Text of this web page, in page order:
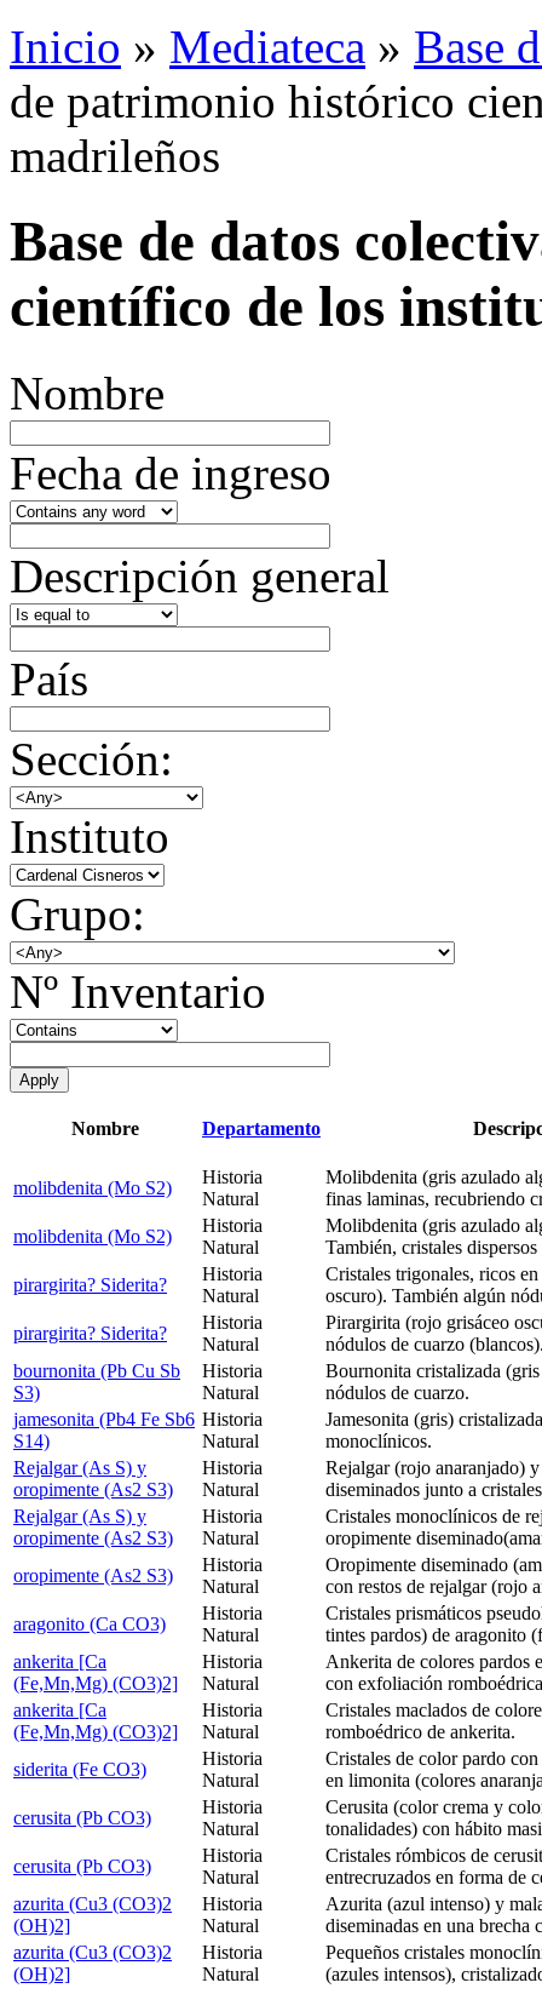
Inicio » Mediateca » Base
de patrimonio histórico
madrileños
Base de datos
científico de los
Nombre
Fecha de ingreso
Descripción general
País
Sección:
Instituto
Grupo:
Nº Inventario
Nombre Departamento
molibdenita (Mo S2)
Historia
Natural
Molibdenita (gris azulado
finas laminas, recubriendo
molibdenita (Mo S2)
Historia
Natural
Molibdenita (gris azulado
También, cristales
pirargirita? Siderita?
Historia
Natural
Cristales trigonales, ricos
oscuro). También algún
pirargirita? Siderita?
Historia
Natural
Pirargirita (rojo grisáceo
nódulos de cuarzo
bournonita (Pb Cu Sb
S3)
Historia
Natural
Bournonita cristalizada
nódulos de cuarzo.
jamesonita (Pb4 Fe Sb6
S14)
Historia
Natural
Jamesonita (gris)
monoclínicos.
Rejalgar (As S) y
oropimente (As2 S3)
Historia
Natural
Rejalgar (rojo anaranjado)
diseminados junto a
Rejalgar (As S) y
oropimente (As2 S3)
Historia
Natural
Cristales monoclínicos de
oropimente
oropimente (As2 S3)
Historia
Natural
Oropimente diseminado
con restos de rejalgar (rojo
aragonito (Ca CO3)
Historia
Natural
Cristales prismáticos
tintes pardos) de aragonito
ankerita [Ca
(Fe,Mn,Mg) (CO3)2]
Historia
Natural
Ankerita de colores pardos
con exfoliación
ankerita [Ca
(Fe,Mn,Mg) (CO3)2]
Historia
Natural
Cristales maclados de
romboédrico de ankerita.
siderita (Fe CO3)
Historia
Natural
Cristales de color pardo
en limonita (colores
cerusita (Pb CO3)
Historia
Natural
Cerusita (color crema y
tonalidades) con hábito
cerusita (Pb CO3)
Historia
Natural
Cristales rómbicos de
entrecruzados en forma de
azurita (Cu3 (CO3)2
(OH)2]
Historia
Natural
Azurita (azul intenso) y
diseminadas en una brecha
azurita (Cu3 (CO3)2
(OH)2]
Historia
Natural
Pequeños cristales
(azules intensos),